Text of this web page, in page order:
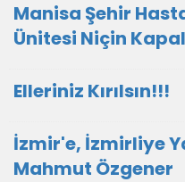
Manisa Şehir
Ünitesi Niçin
Elleriniz Kırılsın!!!
İzmir'e, İzmirliye
Mahmut Özgener